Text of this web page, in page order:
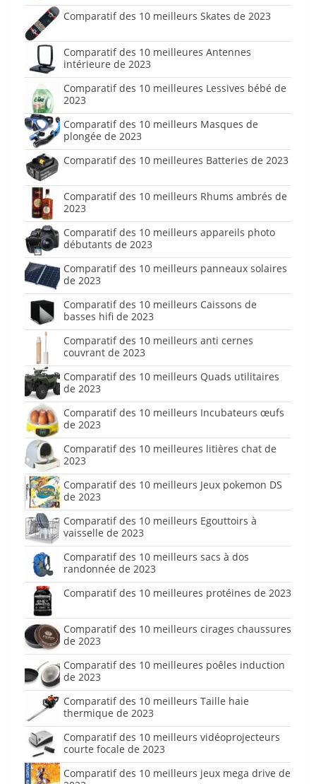
Comparatif des 10 meilleurs Skates de 2023
Comparatif des 10 meilleures Antennes
intérieure de 2023
Comparatif des 10 meilleures Lessives bébé de
2023
Comparatif des 10 meilleurs Masques de
plongée de 2023
Comparatif des 10 meilleures Batteries de 2023
Comparatif des 10 meilleurs Rhums ambrés de
2023
Comparatif des 10 meilleurs appareils photo
débutants de 2023
Comparatif des 10 meilleurs panneaux solaires
de 2023
Comparatif des 10 meilleurs Caissons de
basses hifi de 2023
Comparatif des 10 meilleurs anti cernes
couvrant de 2023
Comparatif des 10 meilleurs Quads utilitaires
de 2023
Comparatif des 10 meilleurs Incubateurs œufs
de 2023
Comparatif des 10 meilleures litières chat de
2023
Comparatif des 10 meilleurs Jeux pokemon DS
de 2023
Comparatif des 10 meilleurs Egouttoirs à
vaisselle de 2023
Comparatif des 10 meilleurs sacs à dos
randonnée de 2023
Comparatif des 10 meilleures protéines de 2023
Comparatif des 10 meilleurs cirages chaussures
de 2023
Comparatif des 10 meilleures poêles induction
de 2023
Comparatif des 10 meilleurs Taille haie
thermique de 2023
Comparatif des 10 meilleurs vidéoprojecteurs
courte focale de 2023
Comparatif des 10 meilleurs jeux mega drive de